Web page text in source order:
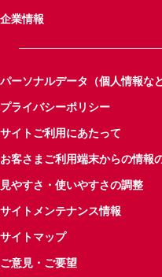
企業情報
パーソナルデータ（個人情報な
プライバシーポリシー
サイトご利用にあたって
お客さまご利用端末からの情報
見やすさ・使いやすさの調整
サイトメンテナンス情報
サイトマップ
ご意見・ご要望